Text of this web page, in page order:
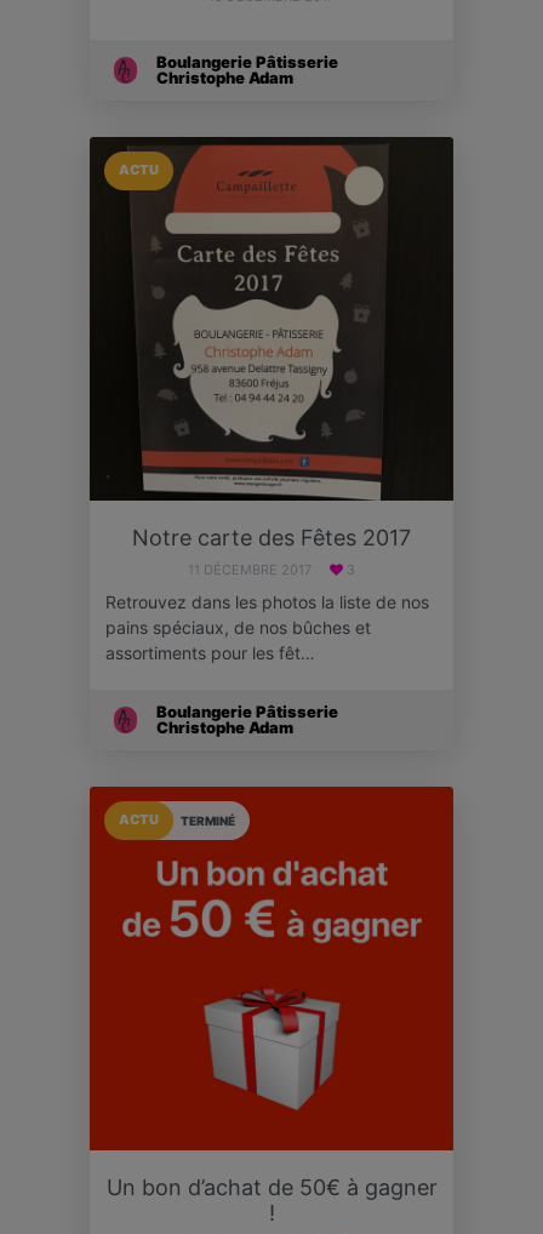
Boulangerie Pâtisserie
Christophe Adam
ACTU
Notre carte des Fêtes 2017
11 DÉCEMBRE 2017 3
Retrouvez dans les photos la liste de nos
pains spéciaux, de nos bûches et
assortiments pour les fêt…
Boulangerie Pâtisserie
Christophe Adam
TERMINÉ
ACTU
Un bon d’achat de 50€ à gagner
!